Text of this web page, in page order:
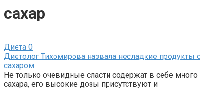
сахар
Диета 0
Диетолог Тихомирова назвала несладкие продукты с
сахаром
Не только очевидные сласти содержат в себе много
сахара, его высокие дозы присутствуют и